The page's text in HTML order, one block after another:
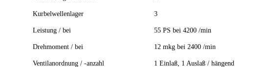
Kurbelwellenlager 3
Leistung / bei 55 PS bei 4200 /min
Drehmoment / bei 12 mkg bei 2400 /min
Ventilanordnung / -anzahl 1 Einlaß, 1 Auslaß / hängend